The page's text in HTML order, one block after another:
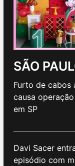
SÃO
Furto de cabos
causa
em SP
Davi Sacer
episódio com